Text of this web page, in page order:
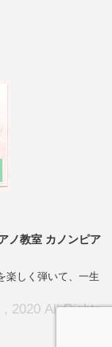
ノ教室 カノンピア
楽しく弾いて、一生
2020 All Rights